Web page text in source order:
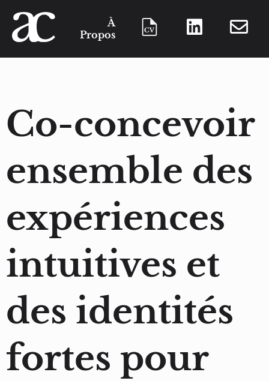
À
Propos
Co-concevoir
ensemble des
expériences
intuitives et
des identités
fortes pour